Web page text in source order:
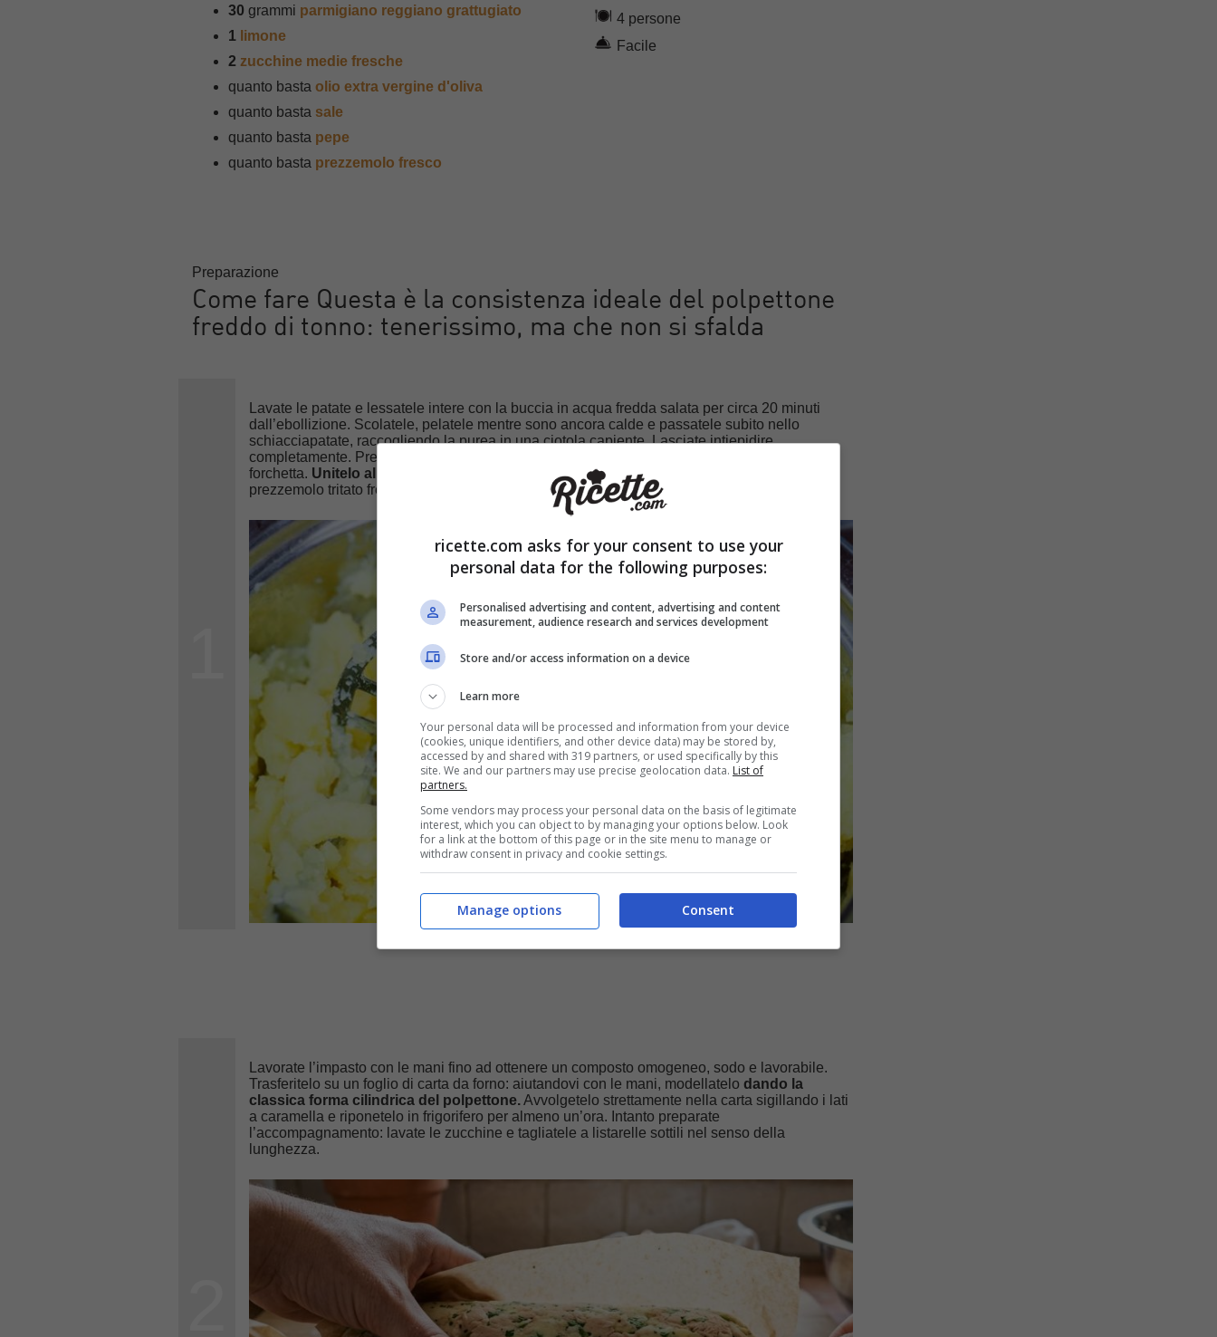
30 grammi parmigiano reggiano grattugiato
1 limone
2 zucchine medie fresche
quanto basta olio extra vergine d'oliva
quanto basta sale
quanto basta pepe
quanto basta prezzemolo fresco
4 persone
Facile
Preparazione
Come fare Questa è la consistenza ideale del polpettone
freddo di tonno: tenerissimo, ma che non si sfalda
Lavate le patate e lessatele intere con la buccia in acqua fredda salata per circa 20 minuti
dall’ebollizione. Scolatele, pelatele mentre sono ancora calde e passatele subito nello
schiacciapatate, raccogliendo la purea in una ciotola capiente. Lasciate intiepidire
completamente. Prendete il tonno ben sgocciolato e sminuzzatelo finemente con una
forchetta. Unitelo alla purea di patate ormai fredda insieme al parmigiano grattugiato, al
prezzemolo tritato fresco ed alla scorza grattugiata del limone.
Lavorate l’impasto con le mani fino ad ottenere un composto omogeneo, sodo e lavorabile.
Trasferitelo su un foglio di carta da forno: aiutandovi con le mani, modellatelodando la
classica forma cilindrica del polpettone.Avvolgetelo strettamente nella carta sigillando i lati
a caramella e riponetelo in frigorifero per almeno un’ora. Intanto preparate
l’accompagnamento: lavate le zucchine e tagliatele a listarelle sottili nel senso della
lunghezza.
ricette.com asks for your consent to use your
personal data for the following purposes:
Personalised advertising and content, advertising and content
measurement, audience research and services development
Store and/or access information on a device
Learn more
Your personal data will be processed and information from your device
(cookies, unique identifiers, and other device data) may be stored by,
accessed by and shared with 319 partners, or used specifically by this
site. We and our partners may use precise geolocation data. List of
partners.
Some vendors may process your personal data on the basis of legitimate
interest, which you can object to by managing your options below. Look
for a link at the bottom of this page or in the site menu to manage or
withdraw consent in privacy and cookie settings.
Consent
Manage options